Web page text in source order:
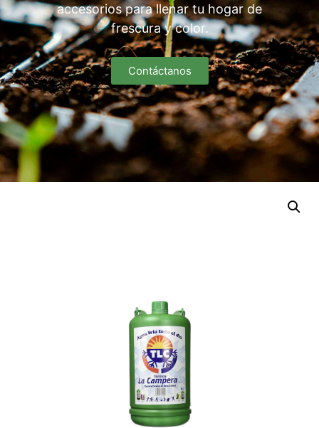
accesorios para llenar tu hogar de
frescura y color.
Contáctanos